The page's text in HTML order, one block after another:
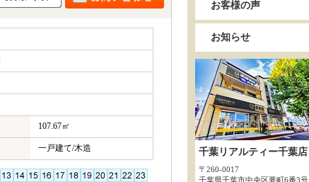
107.67㎡
一戸建て/木造
お客様の声
お知らせ
千葉リアルティー千葉店
〒260-0017
千葉県千葉市中央区要町6番3号